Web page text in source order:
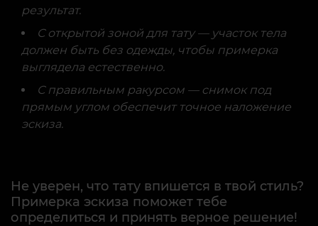
результат.
С открытой зоной для тату — участок тела
должен быть без одежды, чтобы примерка
выглядела естественно.
С правильным ракурсом — снимок под
прямым углом обеспечит точное наложение
эскиза.
Не уверен, что тату впишется в твой стиль?
Примерка эскиза поможет тебе
определиться и принять верное решение!